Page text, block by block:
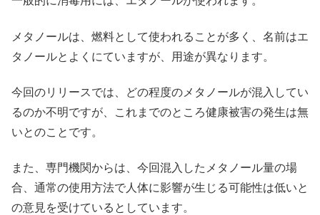
メタノールは、燃料として使われることが多く、名前はエ
タノールとよくにていますが、用途が異なります。
今回のリリースでは、どの程度のメタノールが混入してい
るのか不明ですが、これまでのところ健康被害の発生は無
いとのことです。
また、専門機関からは、今回混入したメタノール量の場
合、通常の使用方法で人体に影響が生じる可能性は低いと
の意見を受けているとしています。